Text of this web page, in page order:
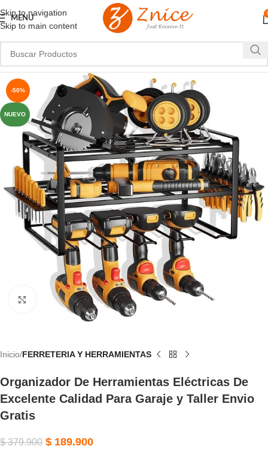
Skip to navigation
Skip to main content
MENU
-50%
NUEVO
Haga Clic Para Ampliar
Inicio FERRETERIA Y HERRAMIENTAS
Organizador De Herramientas Eléctricas De
Excelente Calidad Para Garaje y Taller Envio
Gratis
$379.900 $ 189.900